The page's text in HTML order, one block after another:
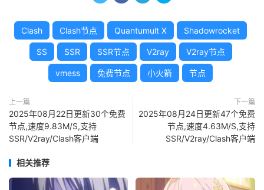
Clash Clash节点 Quantumult X Shadowrocket
SS SSR SSR节点 V2ray V2ray节点
vmess 免费节点 小火箭 节点
上一篇
2025年08月22日更新30个免费
节点,速度9.83M/S,支持
SSR/V2ray/Clash客户端
下一篇
2025年08月24日更新47个免费
节点,速度4.63M/S,支持
SSR/V2ray/Clash客户端
相关推荐